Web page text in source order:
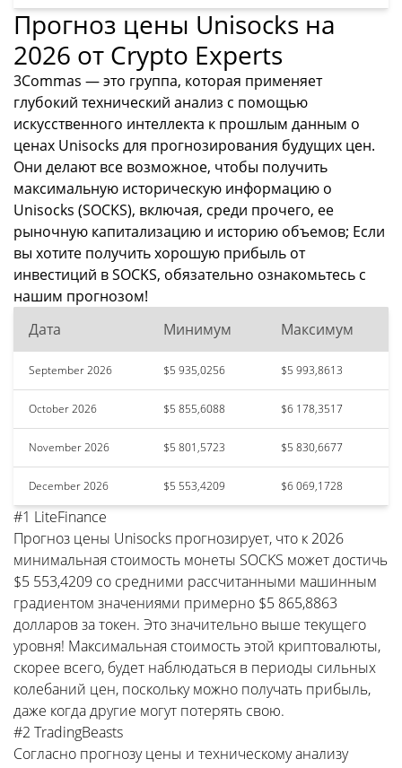
Прогноз цены Unisocks на
2026 от Crypto Experts
3Commas — это группа, которая применяет
глубокий технический анализ с помощью
искусственного интеллекта к прошлым данным о
ценах Unisocks для прогнозирования будущих цен.
Они делают все возможное, чтобы получить
максимальную историческую информацию о
Unisocks (SOCKS), включая, среди прочего, ее
рыночную капитализацию и историю объемов; Если
вы хотите получить хорошую прибыль от
инвестиций в SOCKS, обязательно ознакомьтесь с
нашим прогнозом!
Дата
Минимум Максимум
September 2026 $5 935,0256 $5 993,8613
October 2026 $5 855,6088 $6 178,3517
November 2026 $5 801,5723 $5 830,6677
December 2026 $5 553,4209 $6 069,1728
#1 LiteFinance
Прогноз цены Unisocks прогнозирует, что к 2026
минимальная стоимость монеты SOCKS может достичь
$5 553,4209 со средними рассчитанными машинным
градиентом значениями примерно $5 865,8863
долларов за токен. Это значительно выше текущего
уровня! Максимальная стоимость этой криптовалюты,
скорее всего, будет наблюдаться в периоды сильных
колебаний цен, поскольку можно получать прибыль,
даже когда другие могут потерять свою.
#2 TradingBeasts
Согласно прогнозу цены и техническому анализу